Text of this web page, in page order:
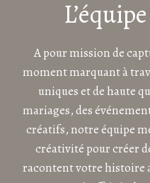
A pour mission de
moment marquant à
uniques et de haute
mariages, des
créatifs, notre équipe
créativité pour créer
racontent votre histoire